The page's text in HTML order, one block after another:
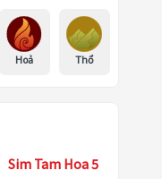
Hoả Thổ
Sim Tam Hoa 5